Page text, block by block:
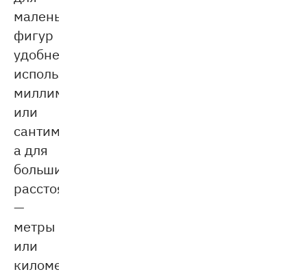
маленьких
фигур
удобнее
использовать
миллиметры
или
сантиметры,
а для
больших
расстояний
—
метры
или
километры.